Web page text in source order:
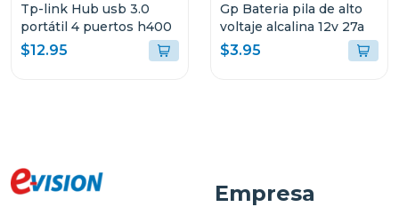
Tp-link Hub usb 3.0
portátil 4 puertos h400
$12.95
Gp Bateria pila de alto
voltaje alcalina 12v 27a
$3.95
Empresa